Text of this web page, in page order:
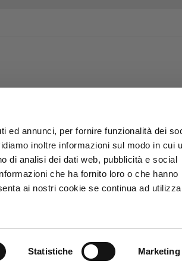
ed annunci, per fornire funzionalità dei
inoltre informazioni sul modo in cui
di analisi dei dati web, pubblicità e social
che ha fornito loro o che hanno
ai nostri cookie se continua ad
Statistiche Marketing
- Privacy e Cookies policy